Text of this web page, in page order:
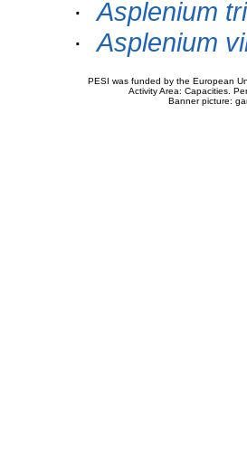
· Asplenium
· Asplenium
PESI was funded by the European
Activity Area: Capacities.
Banner picture: